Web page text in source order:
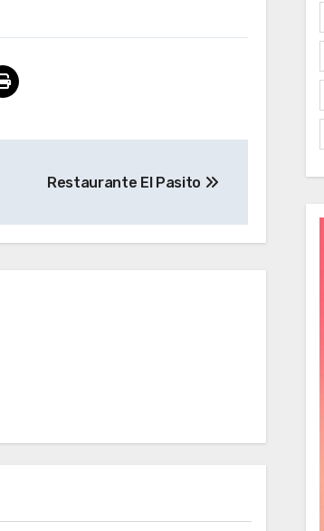
Restaurante El Pasito